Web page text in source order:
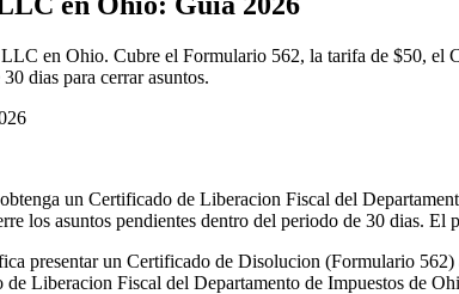
en Ohio. Cubre el Formulario 562, la tarifa de $50,
dias para cerrar asuntos.
un Certificado de Liberacion Fiscal del
los asuntos pendientes dentro del periodo de 30 dias. El
presentar un Certificado de Disolucion (Formulario
Liberacion Fiscal del Departamento de Impuestos de